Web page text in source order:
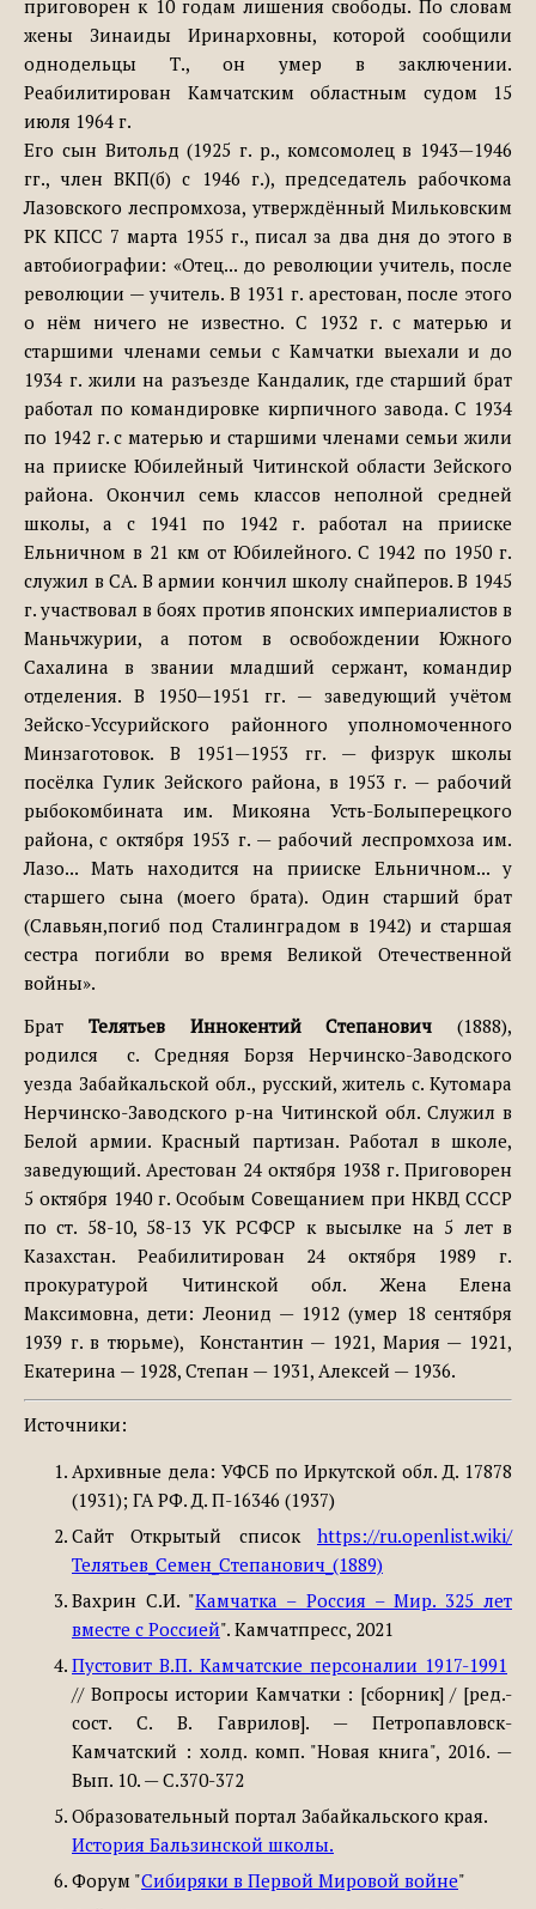
приговорен к 10 годам лишения свободы. По словам
жены Зинаиды Иринарховны, которой сообщили
однодельцы Т., он умер в заключении.
Реабилитирован Камчатским областным судом 15
июля 1964 г.
Его сын Витольд (1925 г. р., комсомолец в 1943—1946
гг., член ВКП(б) с 1946 г.), председатель рабочкома
Лазовского леспромхоза, утверждённый Мильковским
РК КПСС 7 марта 1955 г., писал за два дня до этого в
автобиографии: «Отец... до революции учитель, после
революции — учитель. В 1931 г. арестован, после этого
о нём ничего не известно. С 1932 г. с матерью и
старшими членами семьи с Камчатки выехали и до
1934 г. жили на разъезде Кандалик, где старший брат
работал по командировке кирпичного завода. С 1934
по 1942 г. с матерью и старшими членами семьи жили
на прииске Юбилейный Читинской области Зейского
района. Окончил семь классов неполной средней
школы, а с 1941 по 1942 г. работал на прииске
Ельничном в 21 км от Юбилейного. С 1942 по 1950 г.
служил в СА. В армии кончил школу снайперов. В 1945
г. участвовал в боях против японских империалистов в
Маньчжурии, а потом в освобождении Южного
Сахалина в звании младший сержант, командир
отделения. В 1950—1951 гг. — заведующий учётом
Зейско-Уссурийского районного уполномоченного
Минзаготовок. В 1951—1953 гг. — физрук школы
посёлка Гулик Зейского района, в 1953 г. — рабочий
рыбокомбината им. Микояна Усть-Болыперецкого
района, с октября 1953 г. — рабочий леспромхоза им.
Лазо... Мать находится на прииске Ельничном... у
старшего сына (моего брата). Один старший брат
(Славьян,погиб под Сталинградом в 1942) и старшая
сестра погибли во время Великой Отечественной
войны».
Брат Телятьев Иннокентий Степанович (1888),
родился с. Средняя Борзя Нерчинско-Заводского
уезда Забайкальской обл., русский, житель с. Кутомара
Нерчинско-Заводского р-на Читинской обл. Служил в
Белой армии. Красный партизан. Работал в школе,
заведующий. Арестован 24 октября 1938 г. Приговорен
5 октября 1940 г. Особым Совещанием при НКВД СССР
по ст. 58-10, 58-13 УК РСФСР к высылке на 5 лет в
Казахстан. Реабилитирован 24 октября 1989 г.
прокуратурой Читинской обл. Жена Елена
Максимовна, дети: Леонид — 1912 (умер 18 сентября
1939 г. в тюрьме), Константин — 1921, Мария — 1921,
Екатерина — 1928, Степан — 1931, Алексей — 1936.
Источники:
Архивные дела: УФСБ по Иркутской обл. Д. 17878
(1931); ГА РФ. Д. П-16346 (1937)
Сайт Открытый список https://ru.openlist.wiki/
Телятьев_Семен_Степанович_(1889)
Вахрин С.И. "Камчатка – Россия – Мир. 325 лет
вместе с Россией". Камчатпресс, 2021
Пустовит В.П. Камчатские персоналии 1917-1991
// Вопросы истории Камчатки : [сборник] / [ред.-
сост. С. В. Гаврилов]. — Петропавловск-
Камчатский : холд. комп. "Новая книга", 2016. —
Вып. 10. — C.370-372
Образовательный портал Забайкальского края.
История Бальзинской школы.
Форум "Сибиряки в Первой Мировой войне"